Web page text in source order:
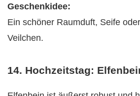
Geschenkidee:
Ein schöner Raumduft, Seife
Veilchen.
14. Hochzeitstag: